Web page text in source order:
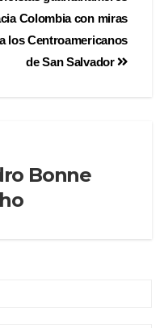
Colombia con miras
a los Centroamericanos
de San Salvador
Bonne